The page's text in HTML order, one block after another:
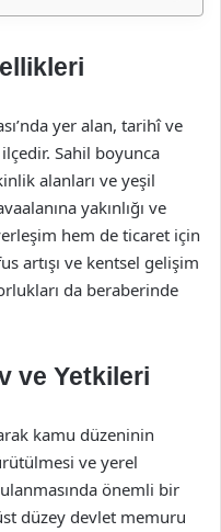
yer alan, tarihî ve
Sahil boyunca
alanları ve yeşil
yakınlığı ve
hem de ticaret için
artışı ve kentsel gelişim
da beraberinde
ve Yetkileri
kamu düzeninin
ve yerel
önemli bir
düzey devlet memuru